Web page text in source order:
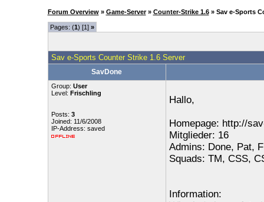
Forum Overview » Game-Server » Counter-Strike 1.6 » Sav e-Sports
Pages: (1) [1] »
Sav e-Sports Counter Strike 1.6 Server
SavDone
Group: User
Level: Frischling
Posts: 3
Joined: 11/6/2008
IP-Address: saved
Hallo,
Homepage: http://
Mitglieder: 16
Admins: Done, Pat,
Squads: TM, CSS,
Information: